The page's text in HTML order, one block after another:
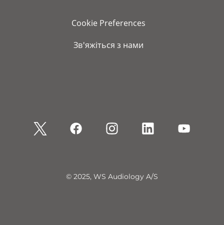
Cookie Preferences
Зв'яжіться з нами
© 2025, WS Audiology A/S